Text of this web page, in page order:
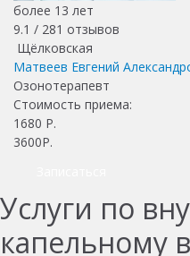
более 13 лет
9.1 / 281 отзывов
Щёлковская
Матвеев Евгений
Озонотерапевт
Стоимость приема:
1680 Р.
3600Р.
Услуги по
капельному